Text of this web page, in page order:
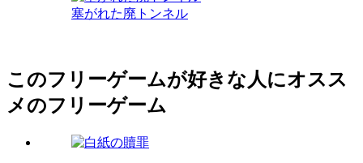
塞がれた廃トンネル
このフリーゲームが好きな人にオスス
メのフリーゲーム